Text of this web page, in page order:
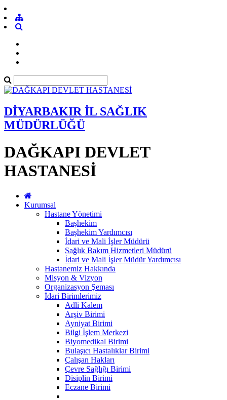
DİYARBAKIR İL SAĞLIK
MÜDÜRLÜĞÜ
DAĞKAPI DEVLET
HASTANESİ
Kurumsal
Hastane Yönetimi
Başhekim
Başhekim Yardımcısı
İdari ve Mali İşler Müdürü
Sağlık Bakım Hizmetleri Müdürü
İdari ve Mali İşler Müdür Yardımcısı
Hastanemiz Hakkında
Misyon & Vizyon
Organizasyon Şeması
İdari Birimlerimiz
Adli Kalem
Arşiv Birimi
Ayniyat Birimi
Bilgi İşlem Merkezi
Biyomedikal Birimi
Bulaşıcı Hastalıklar Birimi
Çalışan Hakları
Çevre Sağlığı Birimi
Disiplin Birimi
Eczane Birimi